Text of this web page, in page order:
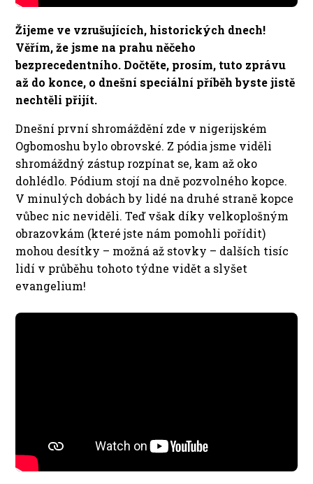
Žijeme ve vzrušujících, historických dnech!
Věřím, že jsme na prahu něčeho
bezprecedentního. Dočtěte, prosím, tuto zprávu
až do konce, o dnešní speciální příběh byste jistě
nechtěli přijít.
Dnešní první shromáždění zde v nigerijském
Ogbomoshu bylo obrovské. Z pódia jsme viděli
shromáždný zástup rozpínat se, kam až oko
dohlédlo. Pódium stojí na dně pozvolného kopce.
V minulých dobách by lidé na druhé straně kopce
vůbec nic neviděli. Teď však díky velkoplošným
obrazovkám (které jste nám pomohli pořídit)
mohou desítky – možná až stovky – dalších tisíc
lidí v průběhu tohoto týdne vidět a slyšet
evangelium!